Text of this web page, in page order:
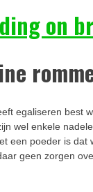
egaliseren best
wel enkele
een poeder is
geen zorgen